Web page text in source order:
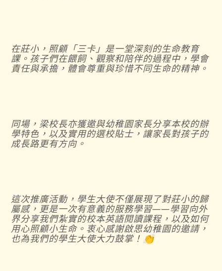
在莊小，照顧「三卡」是一堂深刻的生命教育
課。孩子們在餵飼、觀察和陪伴的過程中，學會
責任與承擔，體會尊重與珍惜不同生命的精神。
同場，梁校長亦獲邀與幼稚園家長分享本校的辦
學特色，以及實用的選校貼士，讓家長對孩子的
成長路更有方向。
這次推廣活動，學生大使不僅展現了對莊小的歸
屬感，更是一次有意義的服務學習——學習向外
界分享我們紮實的校本英語閱讀課程，以及如何
用心照顧小生命。衷心感謝啟思幼稚園的邀請，
也為我們的學生大使大力鼓掌！👏